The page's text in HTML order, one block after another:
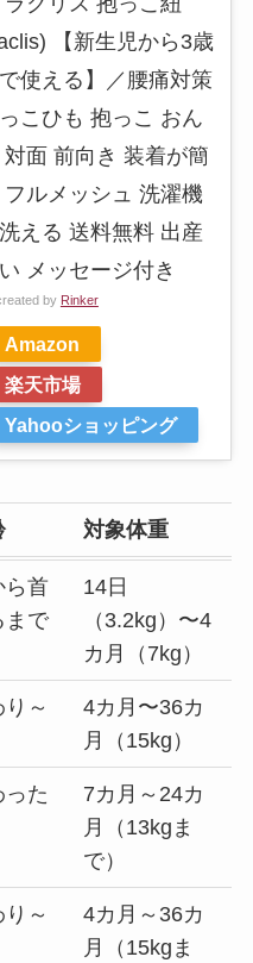
【新生児から3歳
使える】／腰痛対策
こひも 抱っこ おん
対面 前向き 装着が簡
フルメッシュ 洗濯機
える 送料無料 出産
メッセージ付き
by Rinker
Amazon
楽天市場
Yahooショッピング
対象体重
ら首
まで
14日
（3.2kg）〜4
カ月（7kg）
～
4カ月〜36カ
月（15kg）
った
7カ月～24カ
月（13kgま
で）
～
4カ月～36カ
月（15kgま